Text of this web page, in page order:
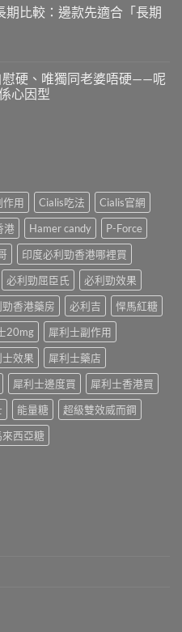
期比較：邊款先適合「長期
硬、唯獨同老婆唔硬——呢
心因型
作用 Cialis吃法
Cialis官網
港 Hamer candy
P-Force
印度必利勁香港哪裡買
必利勁屈臣氏
必利勁效果
香港藥房 必利吉
悍馬紅糖
20mg
犀利士副作用
士效果
犀利士藥店
犀利士邊度買
犀利士香港買
能量糖
超級雙效威而鋼
來西亞糖